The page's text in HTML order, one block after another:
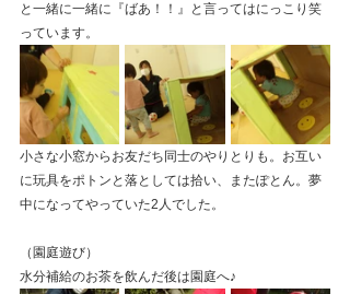
と一緒に一緒に『ばあ！！』と言ってはにっこり笑
っています。
小さな小窓からお友だち同士のやりとりも。お互い
に玩具をポトンと落としては拾い、またぽとん。夢
中になってやっていた2人でした。
（園庭遊び）
水分補給のお茶を飲んだ後は園庭へ♪